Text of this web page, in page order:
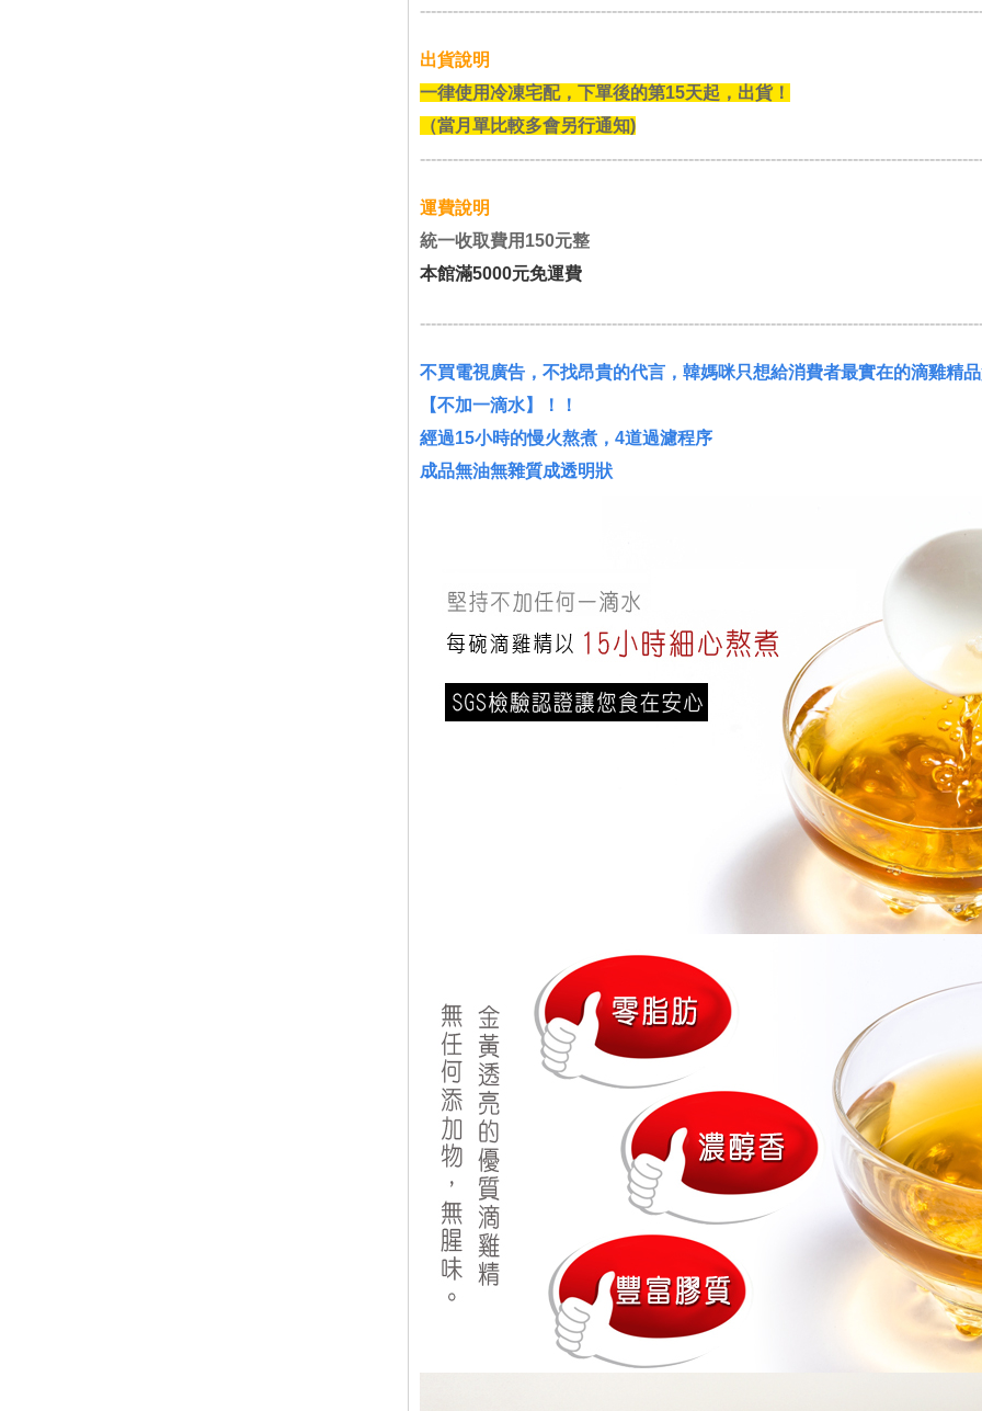
出貨說明
一律使用冷凍宅配，下單後的第15天起，出貨！
（當月單比較多會另行通知)
運費說明
統一收取費用150元整
本館滿5000元免運費
不買電視廣告，不找昂貴的代言， 韓媽咪只想給消費者最實在的滴雞精
【不加一滴水】！！
經過15小時的慢火熬煮，4道過濾程序
成品無油無雜質成透明狀